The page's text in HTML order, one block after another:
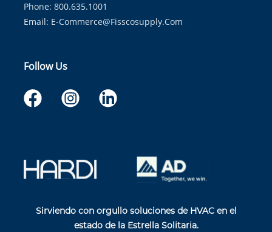
Phone: 800.635.1001
Email: E-Commerce@fisscosupply.com
Follow Us
Sirviendo con orgullo soluciones de HVAC en el
estado de la Estrella Solitaria.